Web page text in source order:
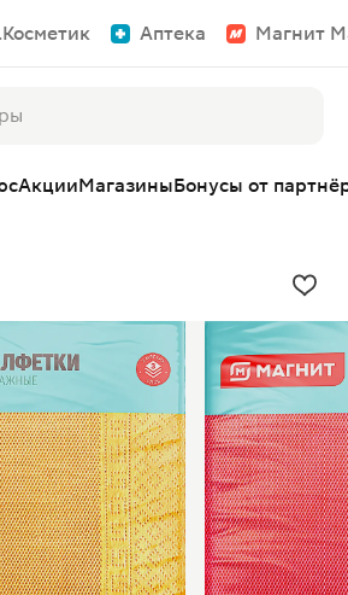
Аптека Магнит
АкцииМагазиныБонусы от